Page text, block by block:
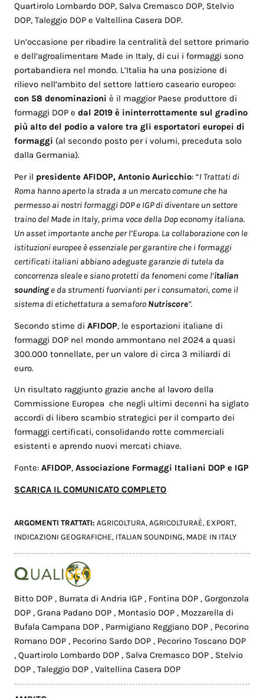
Quartirolo Lombardo DOP, Salva Cremasco DOP, Stelvio
DOP, Taleggio DOP e Valtellina Casera DOP.
Un’occasione per ribadire la centralità del settore primario
e dell’agroalimentare Made in Italy, di cui i formaggi sono
portabandiera nel mondo. L’Italia ha una posizione di
rilievo nell’ambito del settore lattiero caseario europeo:
con 58 denominazioni è il maggior Paese produttore di
formaggi DOP edal 2019 è ininterrottamente sul gradino
più alto del podio a valore tra gli esportatori europei di
formaggi (al secondo posto per i volumi, preceduta solo
dalla Germania).
Per il presidenteAFIDOP, Antonio Auricchio: “I Trattati di
Roma hanno aperto la strada a un mercato comune che ha
permesso ai nostri formaggi DOP e IGP di diventare un settore
traino del Made in Italy, prima voce della Dop economy italiana.
Un asset importante anche per l’Europa. La collaborazione con le
istituzioni europee è essenziale per garantire che i formaggi
certificati italiani abbiano adeguate garanzie di tutela da
concorrenza sleale e siano protetti da fenomeni come l’italian
soundinge da strumenti fuorvianti per i consumatori, come il
sistema di etichettatura a semaforo Nutriscore”.
Secondo stime diAFIDOP, le esportazioni italiane di
formaggi DOP nel mondo ammontano nel 2024 a quasi
300.000 tonnellate, per un valore di circa 3 miliardi di
euro.
Un risultato raggiunto grazie anche al lavoro della
Commissione Europea che negli ultimi decenni ha siglato
accordi di libero scambio strategici per il comparto dei
formaggi certificati, consolidando rotte commerciali
esistenti e aprendo nuovi mercati chiave.
Fonte:AFIDOP,Associazione Formaggi Italiani DOP e IGP
SCARICA IL COMUNICATO COMPLETO
ARGOMENTI TRATTATI:AGRICOLTURA,AGRICOLTURAÈ, EXPORT,
INDICAZIONI GEOGRAFICHE, ITALIAN SOUNDING, MADE IN ITALY
Bitto DOP, Burrata di Andria IGP, Fontina DOP,Gorgonzola
DOP,Grana Padano DOP, Montasio DOP, Mozzarella di
Bufala Campana DOP, Parmigiano Reggiano DOP, Pecorino
Romano DOP, Pecorino Sardo DOP, Pecorino Toscano DOP
,Quartirolo Lombardo DOP, Salva Cremasco DOP, Stelvio
DOP,Taleggio DOP,Valtellina Casera DOP